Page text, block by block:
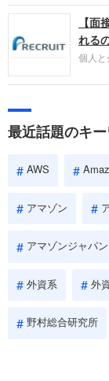
【
れる
個人と
やこ
しょう
最近話題のキ
AWS
アマゾン
アマゾンジャパン
外資系 外
野村総合研究所